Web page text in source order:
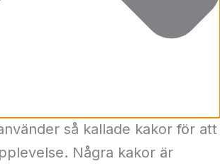
så kallade kakor för att
Några kakor är